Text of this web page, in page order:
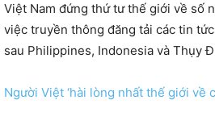
Việt Nam đứng thứ tư thế giới về số
việc truyền thông đăng tải các tin
sau Philippines, Indonesia và Thụy
Người Việt ‘hài lòng nhất thế giới về